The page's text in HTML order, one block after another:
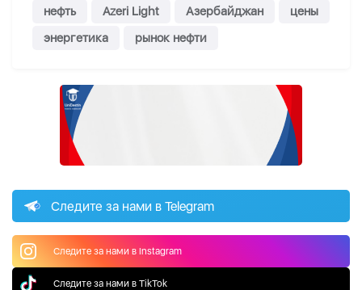
нефть Azeri Light Азербайджан
цены
энергетика
рынок нефти
Следите за нами в Telegram
Следите за нами в Instagram
Следите за нами в TikTok